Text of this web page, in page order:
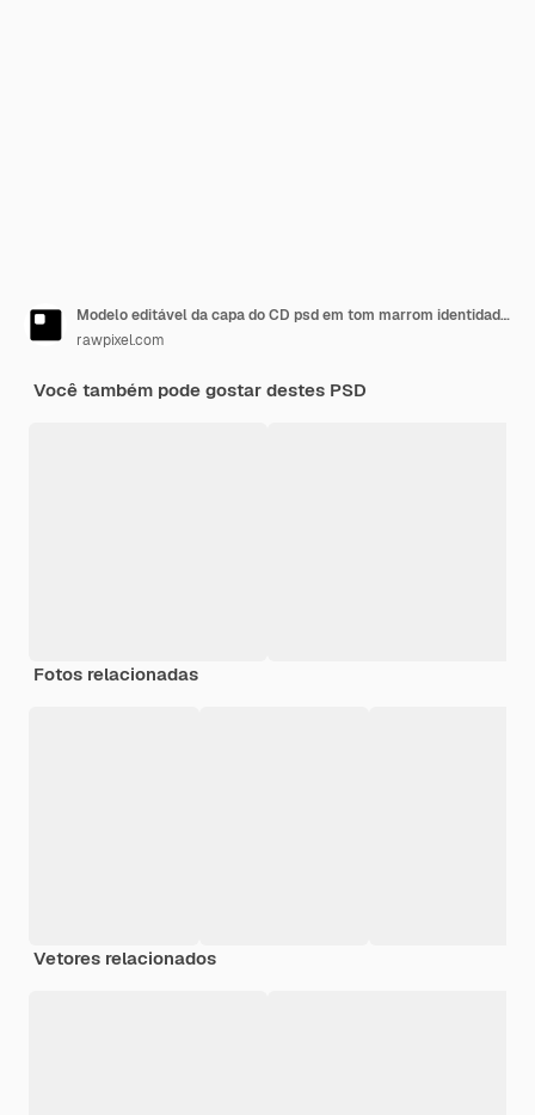
Modelo editável da capa do CD psd em tom marrom identidade corporativa
rawpixel.com
Você também pode gostar destes PSD
Fotos relacionadas
Vetores relacionados